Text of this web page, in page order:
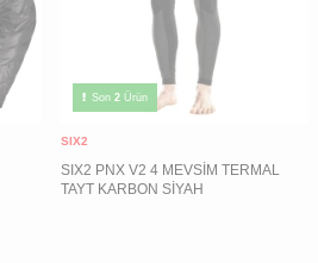
Son 2 Ürün
SIX2
SIX2 PNX V2 4 MEVSİM TERMAL
TAYT KARBON SİYAH